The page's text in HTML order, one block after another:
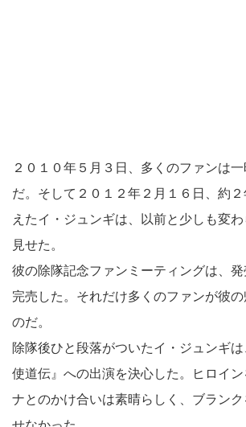
２０１０年５月３日、多くのファンは
だ。そして２０１２年２月１６日、約
えたイ・ジュンギは、以前と少しも変
見せた。
彼の除隊記念ファンミーティングは、
完売した。それだけ多くのファンが彼
のだ。
除隊後ひと段落がついたイ・ジュンギ
使道伝』への出演を決心した。ヒロイン
ナとのかけ合いは素晴らしく、ブラン